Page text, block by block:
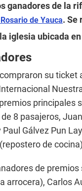
ganadores de la
de Yauca. Se
iglesia ubicada en
su ticket
principales
8 pasajeros,
Gálvez Pun
de
de
arrocera), Carlos